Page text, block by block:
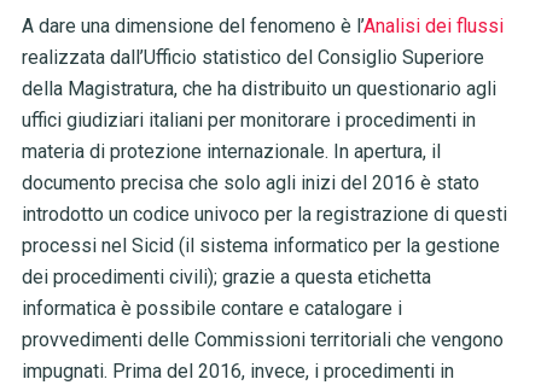
A dare una dimensione del fenomeno è l’Analisi dei flussi
realizzata dall’Ufficio statistico del Consiglio Superiore
della Magistratura, che ha distribuito un questionario agli
uffici giudiziari italiani per monitorare i procedimenti in
materia di protezione internazionale. In apertura, il
documento precisa che solo agli inizi del 2016 è stato
introdotto un codice univoco per la registrazione di questi
processi nel Sicid (il sistema informatico per la gestione
dei procedimenti civili); grazie a questa etichetta
informatica è possibile contare e catalogare i
provvedimenti delle Commissioni territoriali che vengono
impugnati. Prima del 2016, invece, i procedimenti in